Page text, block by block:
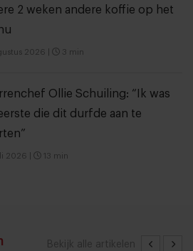
2 weken andere koffie op het
2026 3 min
Ollie Schuiling: “Ik was
die dit durfde aan te
2026 13 min
Bekijk alle artikelen